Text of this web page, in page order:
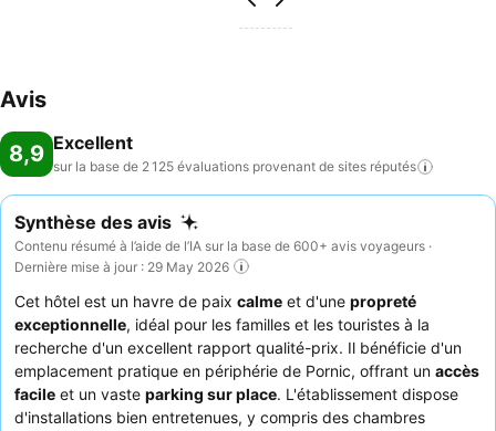
Avis
8,9 Excellent
sur la base de 2 125 évaluations provenant de sites réputés
Synthèse des avis
Contenu résumé à l’aide de l’IA sur la base de 600+ avis voyageurs ·
Dernière mise à jour : 29 May 2026
Cet hôtel est un havre de paix calme et d'une propreté
exceptionnelle, idéal pour les familles et les touristes à la
recherche d'un excellent rapport qualité-prix. Il bénéficie d'un
emplacement pratique en périphérie de Pornic, offrant un accès
facile et un vaste parking sur place. L'établissement dispose
d'installations bien entretenues, y compris des chambres